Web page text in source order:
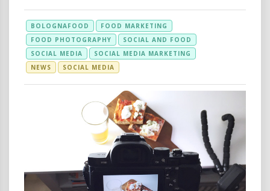
BOLOGNAFOOD
FOOD MARKETING
FOOD PHOTOGRAPHY
SOCIAL AND FOOD
SOCIAL MEDIA
SOCIAL MEDIA MARKETING
NEWS
SOCIAL MEDIA